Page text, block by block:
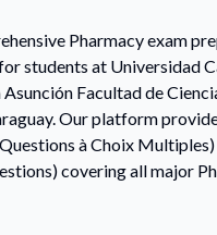
Pharmacy exam
students at Universidad
Facultad de
Our platform
à Choix
covering all major